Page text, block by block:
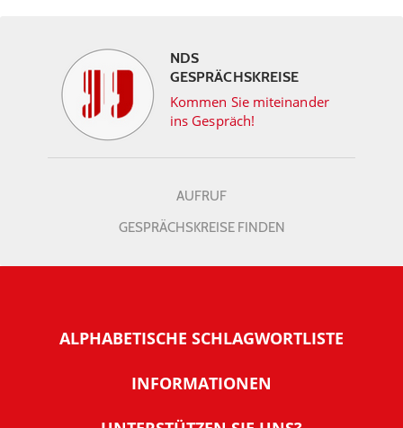
NDS
GESPRÄCHSKREISE
Kommen Sie miteinander
ins Gespräch!
AUFRUF
GESPRÄCHSKREISE FINDEN
ALPHABETISCHE SCHLAGWORTLISTE
INFORMATIONEN
Warum NachDenkSeiten